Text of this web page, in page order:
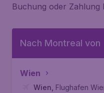
Buchung oder Zahlung
Nach Montreal von
Wien
Wien Flughafen